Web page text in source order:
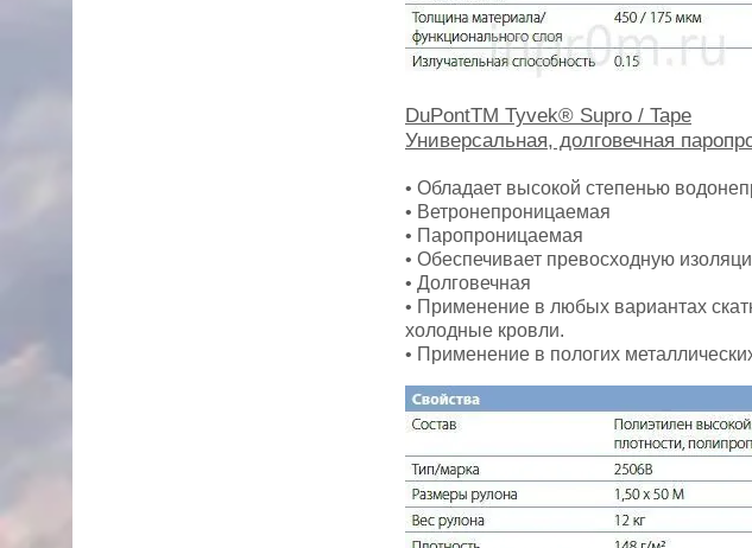
DuPontTM Tyvek® Supro / Tape
Универсальная, долговечная
• Обладает высокой степенью
• Ветронепроницаемая
• Паропроницаемая
• Обеспечивает превосходную
• Долговечная
• Применение в любых вариантах
холодные кровли.
• Применение в пологих